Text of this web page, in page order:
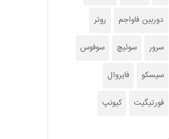
دوربین فاواجم روتر
سرور سوئیچ سوفوس
سیسکو فایروال
فورتیگیت کیونپ